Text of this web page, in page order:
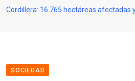
Cordillera: 16.765 hectáreas afectadas
SOCIEDAD